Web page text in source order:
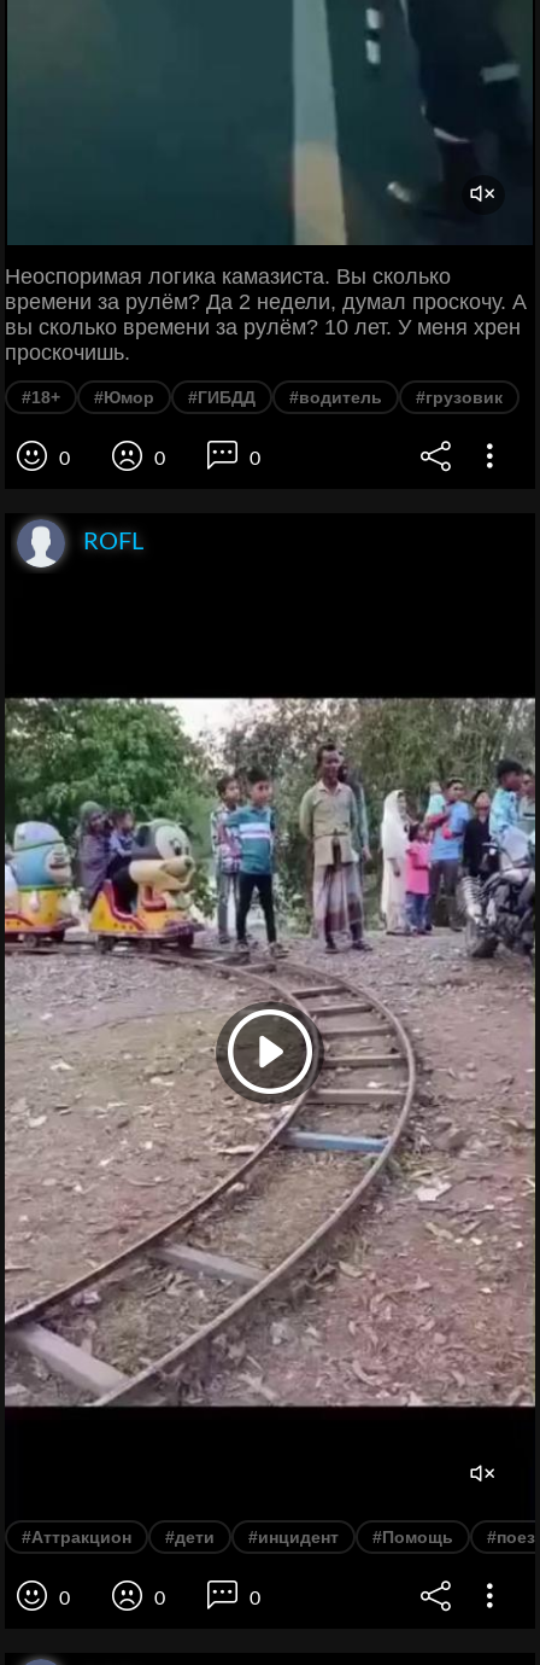
Неоспоримая логика камазиста. Вы сколько
времени за рулём? Да 2 недели, думал проскочу. А
вы сколько времени за рулём? 10 лет. У меня хрен
проскочишь.
#18+ #Юмор #ГИБДД #водитель #грузовик
0 0 0
ROFL
#Аттракцион #дети #инцидент #Помощь
0 0 0